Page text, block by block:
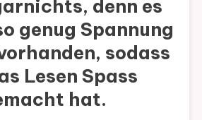
denn es
genug Spannung
sodass
Lesen Spass
hat.